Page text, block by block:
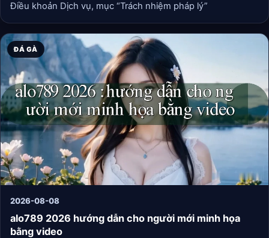
Điều khoản Dịch vụ, mục “Trách nhiệm pháp lý”
ĐÁ GÀ
2026-08-08
alo789 2026 hướng dẫn cho người mới minh họa
bằng video